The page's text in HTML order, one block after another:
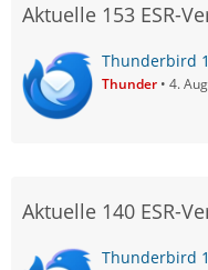
Aktuelle 153 ESR-
Thunderbird
Thunder 4.
Aktuelle 140 ESR-
Thunderbird